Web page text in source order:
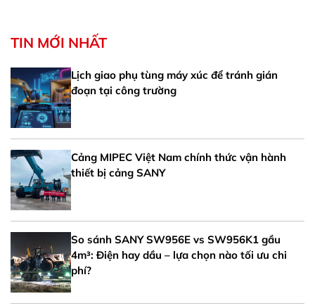
TIN MỚI NHẤT
Lịch giao phụ tùng máy xúc để tránh gián
đoạn tại công trường
Cảng MIPEC Việt Nam chính thức vận hành
thiết bị cảng SANY
So sánh SANY SW956E vs SW956K1 gầu
4m³: Điện hay dầu – lựa chọn nào tối ưu chi
phí?